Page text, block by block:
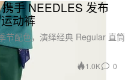
手 NEEDLES 发布
动裤
节配色，演绎经典 Regular 直筒
1.0K 0